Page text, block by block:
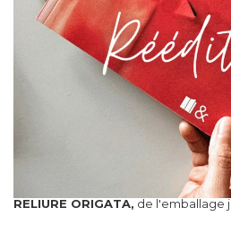
RELIURE ORIGATA, de l'emballage